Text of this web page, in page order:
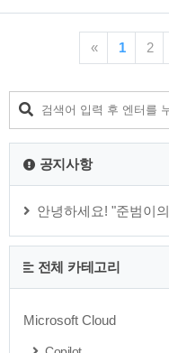
클릭 합니다. 사
클릭 합니다. 라이
이선스 할당 후,
« 1 2
공지사항
안녕하세요! "준범이의 지
전체 카테고리
Microsoft Cloud